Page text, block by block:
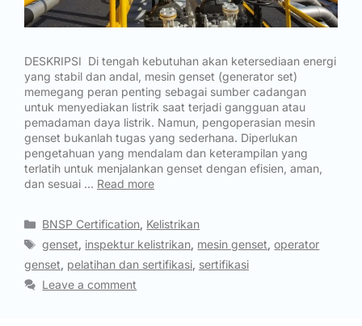
DESKRIPSI Di tengah kebutuhan akan ketersediaan energi
yang stabil dan andal, mesin genset (generator set)
memegang peran penting sebagai sumber cadangan
untuk menyediakan listrik saat terjadi gangguan atau
pemadaman daya listrik. Namun, pengoperasian mesin
genset bukanlah tugas yang sederhana. Diperlukan
pengetahuan yang mendalam dan keterampilan yang
terlatih untuk menjalankan genset dengan efisien, aman,
dan sesuai … Read more
BNSP Certification, Kelistrikan
genset, inspektur kelistrikan, mesin genset,operator
genset, pelatihan dan sertifikasi, sertifikasi
Leave a comment